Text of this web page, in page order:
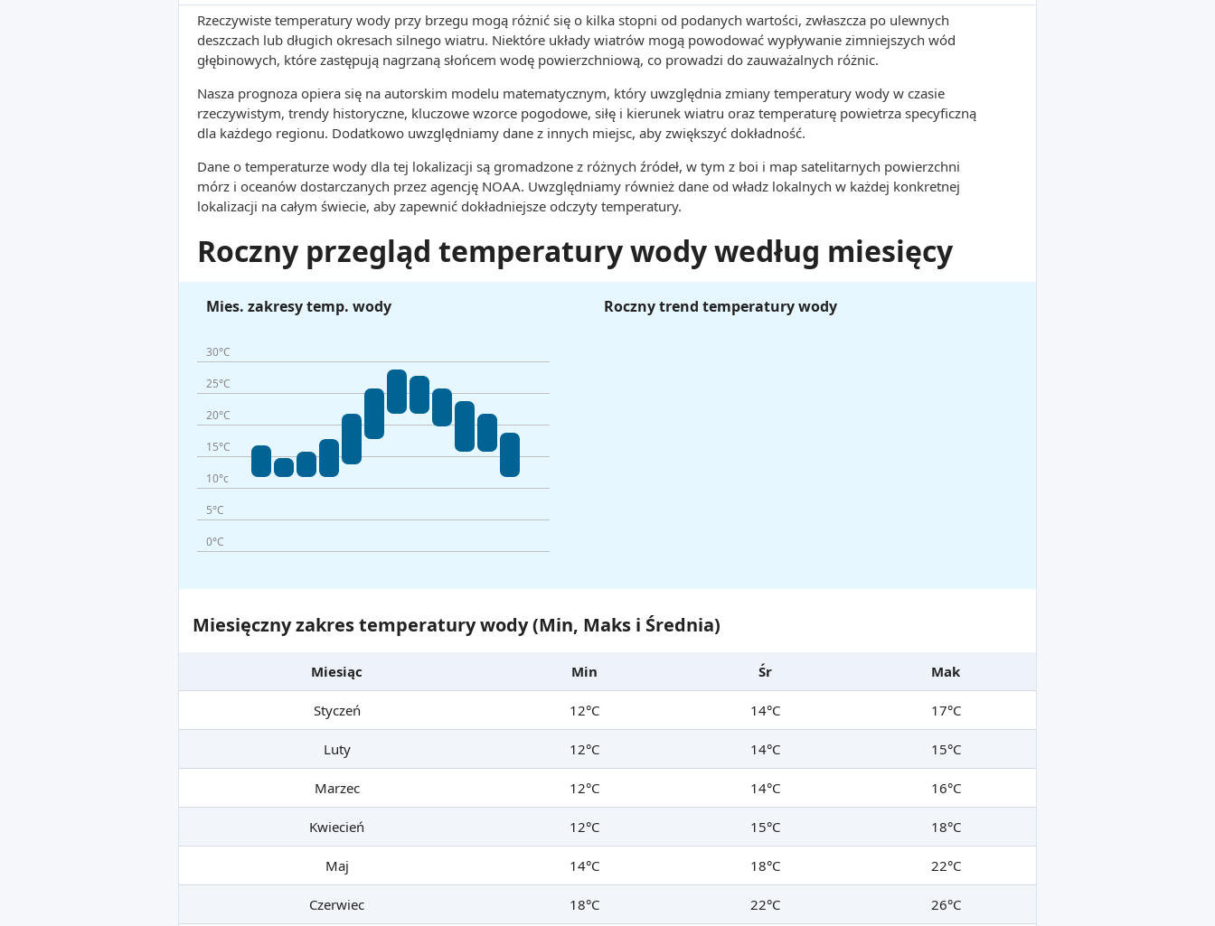
Rzeczywiste temperatury wody przy brzegu mogą różnić się o kilka stopni od podanych wartości, zwłaszcza po ulewnych
deszczach lub długich okresach silnego wiatru. Niektóre układy wiatrów mogą powodować wypływanie zimniejszych wód
głębinowych, które zastępują nagrzaną słońcem wodę powierzchniową, co prowadzi do zauważalnych różnic.
Nasza prognoza opiera się na autorskim modelu matematycznym, który uwzględnia zmiany temperatury wody w czasie
rzeczywistym, trendy historyczne, kluczowe wzorce pogodowe, siłę i kierunek wiatru oraz temperaturę powietrza specyficzną
dla każdego regionu. Dodatkowo uwzględniamy dane z innych miejsc, aby zwiększyć dokładność.
Dane o temperaturze wody dla tej lokalizacji są gromadzone z różnych źródeł, w tym z boi i map satelitarnych powierzchni
mórz i oceanów dostarczanych przez agencję NOAA. Uwzględniamy również dane od władz lokalnych w każdej konkretnej
lokalizacji na całym świecie, aby zapewnić dokładniejsze odczyty temperatury.
Roczny przegląd temperatury wody według miesięcy
Mies. zakresy temp. wody
30°C
25°C
20°C
15°C
10°c
5°C
0°C
Roczny trend temperatury wody
Miesięczny zakres temperatury wody (Min, Maks i Średnia)
Miesiąc Min Śr Mak
Styczeń 12°C 14°C 17°C
Luty 12°C 14°C 15°C
Marzec 12°C 14°C 16°C
Kwiecień 12°C 15°C 18°C
Maj 14°C 18°C 22°C
Czerwiec 18°C 22°C 26°C